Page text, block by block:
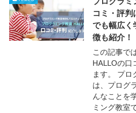
コミ・評判
でも幅広く
徴も紹介！
この記事で
HALLOの口
ます。 プロ
は、プログ
んなことを
ミング教室